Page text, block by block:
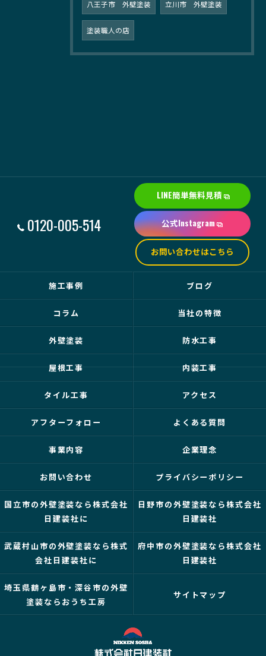
八王子市 外壁塗装 立川市 外壁塗装
塗装職人の店
0120-005-514
LINE簡単無料見積
公式Instagram
お問い合わせはこちら
施工事例 ブログ
コラム 当社の特徴
外壁塗装 防水工事
屋根工事 内装工事
タイル工事 アクセス
アフターフォロー よくある質問
事業内容 企業理念
お問い合わせ プライバシーポリシー
国立市の外壁塗装なら株式会社
日建装社に
日野市の外壁塗装なら株式会社
日建装社
武蔵村山市の外壁塗装なら株式
会社日建装社に
府中市の外壁塗装なら株式会社
日建装社
埼玉県鶴ヶ島市・深谷市の外壁
塗装ならおうち工房
サイトマップ